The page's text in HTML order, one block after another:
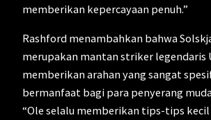
memberikan kepercayaan penuh.”
Rashford menambahkan bahwa
merupakan mantan striker legendaris
memberikan arahan yang sangat
bermanfaat bagi para penyerang
“Ole selalu memberikan tips-tips kecil